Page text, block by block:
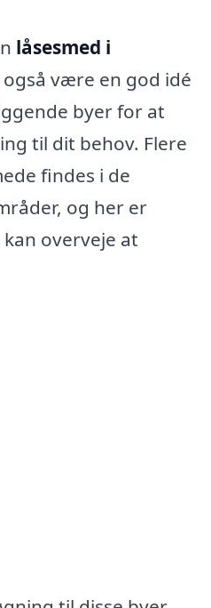
låsesmed i
være en god idé
byer for at
til dit behov. Flere
findes i de
og her er
overveje at